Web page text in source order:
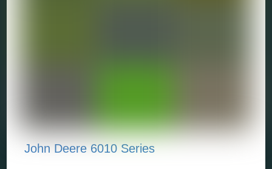
John Deere 6010 Series